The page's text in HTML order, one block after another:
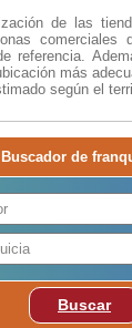
de las
comerciales
referencia.
más
según el
Buscador de
Buscar